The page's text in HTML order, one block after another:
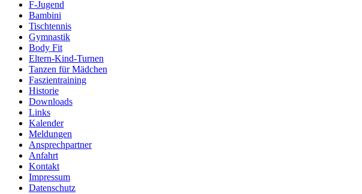
F-Jugend
Bambini
Tischtennis
Gymnastik
Body Fit
Eltern-Kind-Turnen
Tanzen für Mädchen
Faszientraining
Historie
Downloads
Links
Kalender
Meldungen
Ansprechpartner
Anfahrt
Kontakt
Impressum
Datenschutz